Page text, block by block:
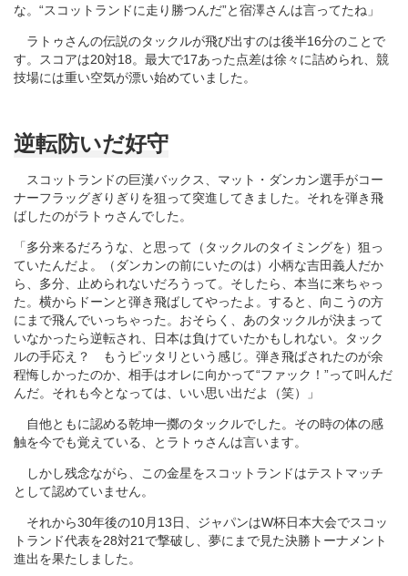
な。“スコットランドに走り勝つんだ”と宿澤さんは言ってたね」
ラトゥさんの伝説のタックルが飛び出すのは後半16分のことで
す。スコアは20対18。最大で17あった点差は徐々に詰められ、競
技場には重い空気が漂い始めていました。
逆転防いだ好守
スコットランドの巨漢バックス、マット・ダンカン選手がコー
ナーフラッグぎりぎりを狙って突進してきました。それを弾き飛
ばしたのがラトゥさんでした。
「多分来るだろうな、と思って（タックルのタイミングを）狙っ
ていたんだよ。（ダンカンの前にいたのは）小柄な吉田義人だか
ら、多分、止められないだろうって。そしたら、本当に来ちゃっ
た。横からドーンと弾き飛ばしてやったよ。すると、向こうの方
にまで飛んでいっちゃった。おそらく、あのタックルが決まって
いなかったら逆転され、日本は負けていたかもしれない。タック
ルの手応え？ もうピッタリという感じ。弾き飛ばされたのが余
程悔しかったのか、相手はオレに向かって“ファック！”って叫んだ
んだ。それも今となっては、いい思い出だよ（笑）」
自他ともに認める乾坤一擲のタックルでした。その時の体の感
触を今でも覚えている、とラトゥさんは言います。
しかし残念ながら、この金星をスコットランドはテストマッチ
として認めていません。
それから30年後の10月13日、ジャパンはW杯日本大会でスコッ
トランド代表を28対21で撃破し、夢にまで見た決勝トーナメント
進出を果たしました。